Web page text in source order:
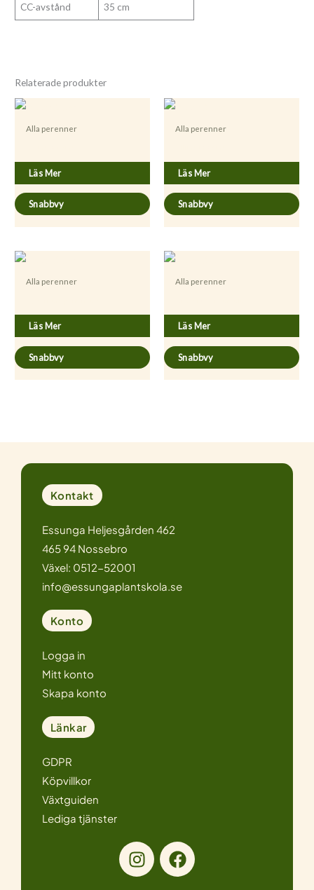
CC-avstånd 35 cm
Relaterade produkter
Alla perenner
Läs Mer
Snabbvy
Alla perenner
Läs Mer
Snabbvy
Alla perenner
Läs Mer
Snabbvy
Alla perenner
Läs Mer
Snabbvy
Kontakt
Essunga Heljesgården 462
465 94 Nossebro
Växel: 0512-52001
info@essungaplantskola.se
Konto
Logga in
Mitt konto
Skapa konto
Länkar
GDPR
Köpvillkor
Växtguiden
Lediga tjänster
I
n
F
a